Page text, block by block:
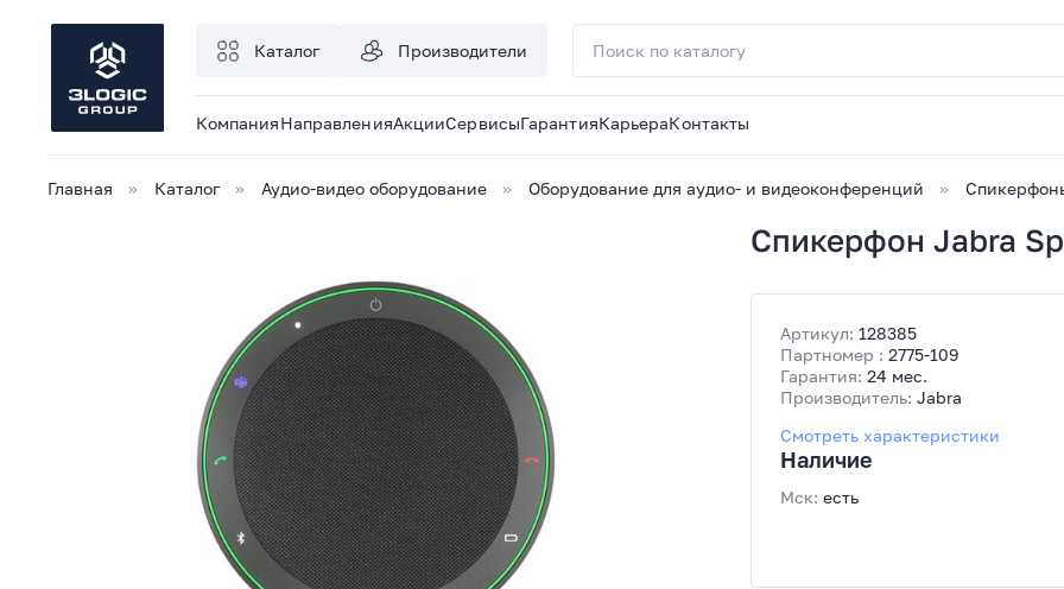
Каталог Производители
КомпанияНаправленияАкцииСервисыГарантияКарьераКонтакты
Главная Каталог Аудио-видео оборудование Оборудование для аудио- и видеоконференций
Спикерфон Jabra
Артикул: 128385
Партномер : 2775-109
Гарантия: 24 мес.
Производитель: Jabra
Смотреть характеристики
Наличие
Мск:есть